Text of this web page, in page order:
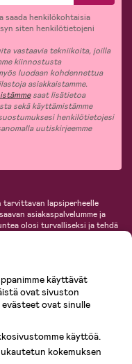
saada henkilökohtaisia
siten henkilötietojeni
vastaavia tekniikoita, joilla
kiinnostusta
luodaan kohdennettua
asiakkaistamme.
saat lisätietoa
sekä käyttämistämme
henkilötietojesi
uutiskirjeemme
tarvittavan lapsiperheelle
asiakaspalvelumme ja
olosi turvalliseksi ja tehdä
lukuisia tunnettuja
LEGO ja monia muita!
lastentarvikkeiden
käyttävät
ovat sivuston
ovat sinulle
käyttöä.
kokemuksen